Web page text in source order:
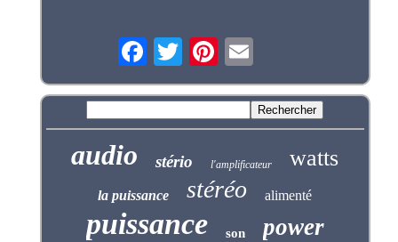
audio stério l'amplificateur watts
la puissance stéréo alimenté
puissance son power